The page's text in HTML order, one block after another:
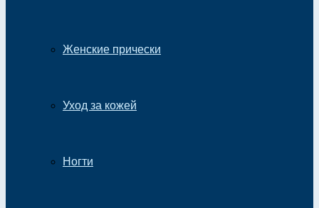
Женские прически
Уход за кожей
Ногти